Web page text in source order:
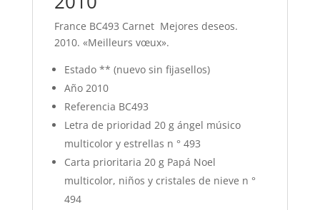
France BC493 Carnet Mejores deseos.
2010. «Meilleurs vœux».
Estado ** (nuevo sin fijasellos)
Año 2010
Referencia BC493
Letra de prioridad 20 g ángel músico
multicolor y estrellas n ° 493
Carta prioritaria 20 g Papá Noel
multicolor, niños y cristales de nieve n °
494